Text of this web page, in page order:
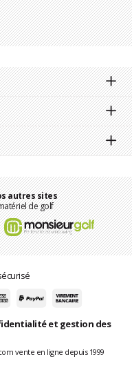
autres sites
de golf
et gestion des
vente en ligne depuis 1999